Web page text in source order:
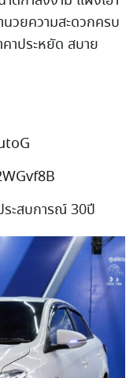
วยความสะดวกครบ
คาประหยัด สบาย
ระสบการณ์ 30ปี